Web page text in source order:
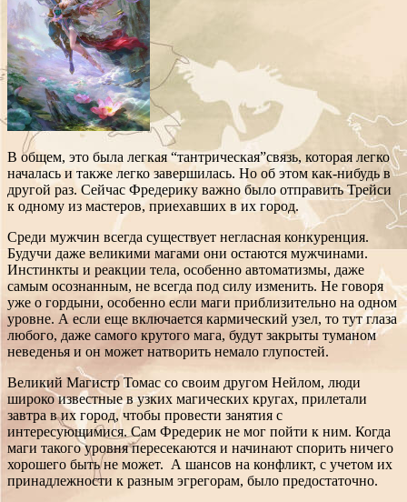
В общем, это была легкая “тантрическая”связь, которая легко
началась и также легко завершилась. Но об этом как-нибудь в
другой раз. Сейчас Фредерику важно было отправить Трейси
к одному из мастеров, приехавших в их город.
Среди мужчин всегда существует негласная конкуренция.
Будучи даже великими магами они остаются мужчинами.
Инстинкты и реакции тела, особенно автоматизмы, даже
самым осознанным, не всегда под силу изменить. Не говоря
уже о гордыни, особенно если маги приблизительно на одном
уровне. А если еще включается кармический узел, то тут глаза
любого, даже самого крутого мага, будут закрыты туманом
неведенья и он может натворить немало глупостей.
Великий Магистр Томас со своим другом Нейлом, люди
широко известные в узких магических кругах, прилетали
завтра в их город, чтобы провести занятия с
интересующимися. Сам Фредерик не мог пойти к ним. Когда
маги такого уровня пересекаются и начинают спорить ничего
хорошего быть не может. А шансов на конфликт, с учетом их
принадлежности к разным эгрегорам, было предостаточно.